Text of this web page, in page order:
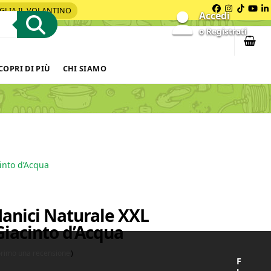
IL VOLANTINO Facebook
Instagram
Tiktok
Accedi
o Registrati
DI PIÙ CHI SIAMO
d’Acqua
Naturale XXL
d’Acqua
)
F